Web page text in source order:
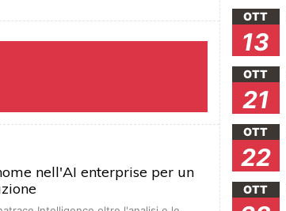
nell'AI enterprise per un
OTT
13
OTT
21
OTT
22
OTT